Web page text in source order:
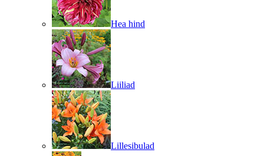
Hea hind
Liiliad
Lillesibulad